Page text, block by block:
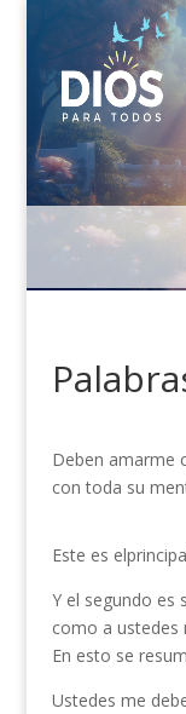
Deben amarme
con toda su
Este es
Y el segundo es
como a ustedes
En esto se
Ustedes me